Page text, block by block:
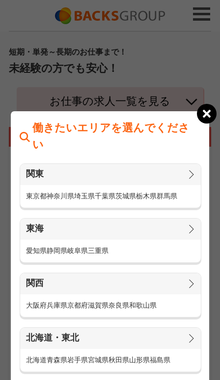
働きたいエリアを選んでくださ
い
関東
東京都神奈川県埼玉県千葉県茨城県栃木県群馬県
東海
愛知県静岡県岐阜県三重県
関西
大阪府兵庫県京都府滋賀県奈良県和歌山県
北海道・東北
北海道青森県岩手県宮城県秋田県山形県福島県
短期・単発～長期のお仕事まで！
未経験の方でも安心！
お仕事の求人一覧を見る
未経験から始められるお仕事がたくさん！
実感や達成感が得られるお仕事がたくさんあります。
ターネットの加入受付≫
≪クレジットカードの申込受付≫